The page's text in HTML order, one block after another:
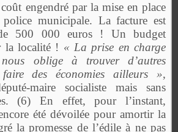
engendré par la mise en place
municipale. La facture est
500 000 euros ! Un budget
la localité ! « La prise en charge
oblige à trouver d’autres
des économies ailleurs »,
maire socialiste mais sans
(6) En effet, pour l’instant,
été dévoilée pour amortir la
la promesse de l’édile à ne pas